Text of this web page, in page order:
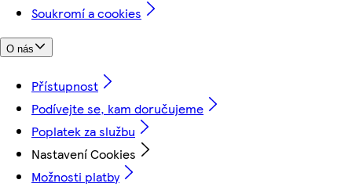
Soukromí a cookies
O nás
Přístupnost
Podívejte se, kam doručujeme
Poplatek za službu
Nastavení Cookies
Možnosti platby